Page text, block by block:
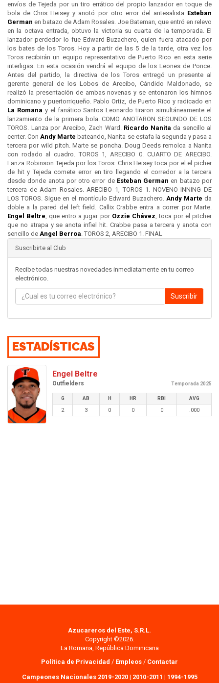
envíos de Tejeda por un tiro errático del propio lanzador en toque de
bola de Chris Heisey y anotó por otro error del antesalista Esteban
German en batazo de Adam Rosales. Joe Bateman, que entró en relevo
en la octava entrada, obtuvo la victoria su cuarta de la temporada. El
lanzador perdedor lo fue Edward Buzachero, quien fuera atacado por
los bates de los Toros. Hoy a partir de las 5 de la tarde, otra vez los
Toros recibirán un equipo representativo de Puerto Rico en esta serie
interligas. En esta ocasión vendrá el equipo de los Leones de Ponce.
Antes del partido, la directiva de los Toros entregó un presente al
gerente general de los Lobos de Arecibo, Cándido Maldonado, se
realizó la presentación de ambas novenas y se entonaron los himnos
dominicano y puertorriqueño. Pablo Ortiz, de Puerto Rico y radicado en
La Romana y el fanático Santos Leonardo tiraron simultáneamente el
lanzamiento de la primera bola. COMO ANOTARON SEGUNDO DE LOS
TOROS. Lanza por Arecibo, Zach Ward. Ricardo Nanita da sencillo al
center. ConAndy Marte bateando, Nanita se estafa la segunda y pasa a
tercera por wild pitch. Marte se poncha. Doug Deeds remolca a Nanita
con rodado al cuadro. TOROS 1, ARECIBO 0. CUARTO DE ARECIBO.
Lanza Robinson Tejeda por los Toros. Chris Heisey toca por el el picher
de hit y Tejeda comete error en tiro llegando el corredor a la tercera
desde donde anota por otro error de Esteban German en batazo por
tercera de Adam Rosales. ARECIBO 1, TOROS 1. NOVENO INNING DE
LOS TOROS. Sigue en el montículo Edward Buzachero. Andy Marte da
doble a la pared del left field. Callix Crabbe entra a correr por Marte.
Engel Beltre, que entro a jugar por Ozzie Chávez, toca por el pitcher
que no atrapa y se anota infiel hit. Crabbe pasa a tercera y anota con
sencillo de Angel Berroa. TOROS 2, ARECIBO 1. FINAL
Suscribirte al Club
Recibe todas nuestras novedades inmediatamente en tu correo
electrónico.
Suscribir
ESTADÍSTICAS
Engel Beltre
Outfielders Temporada 2025
G AB H HR RBI AVG
2 3 0 0 0 .000
Azucareros del Este, S.R.L.
Copyright ©2026.
La Romana, República Dominicana
Política de Privacidad / Empleos / Contactar
Campeones Nacionales 2019-2020| 2010-2011 | 1994-1995